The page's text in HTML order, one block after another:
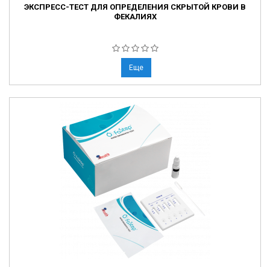
ЭКСПРЕСС-ТЕСТ ДЛЯ ОПРЕДЕЛЕНИЯ СКРЫТОЙ КРОВИ В
ФЕКАЛИЯХ
Еще